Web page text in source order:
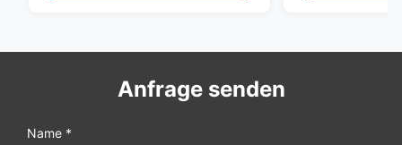
Anfrage senden
Name *